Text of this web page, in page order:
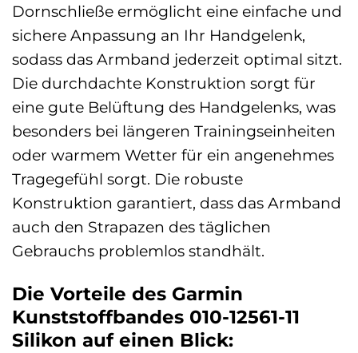
Dornschließe ermöglicht eine einfache und
sichere Anpassung an Ihr Handgelenk,
sodass das Armband jederzeit optimal sitzt.
Die durchdachte Konstruktion sorgt für
eine gute Belüftung des Handgelenks, was
besonders bei längeren Trainingseinheiten
oder warmem Wetter für ein angenehmes
Tragegefühl sorgt. Die robuste
Konstruktion garantiert, dass das Armband
auch den Strapazen des täglichen
Gebrauchs problemlos standhält.
Die Vorteile des Garmin
Kunststoffbandes 010-12561-11
Silikon auf einen Blick: